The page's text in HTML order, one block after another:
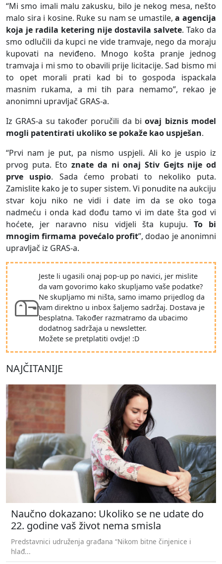
“Mi smo imali malu zakusku, bilo je nekog mesa, nešto
malo sira i kosine. Ruke su nam se umastile, a agencija
koja je radila ketering nije dostavila salvete. Tako da
smo odlučili da kupci ne vide tramvaje, nego da moraju
kupovati na neviđeno. Mnogo košta pranje jednog
tramvaja i mi smo to obavili prije licitacije. Sad bismo mi
to opet morali prati kad bi to gospoda ispackala
masnim rukama, a mi tih para nemamo”, rekao je
anonimni upravljač GRAS-a.
Iz GRAS-a su također poručili da biovaj biznis model
mogli patentirati ukoliko se pokaže kao uspješan.
“Prvi nam je put, pa nismo uspjeli. Ali ko je uspio iz
prvog puta. Eto znate da ni onaj Stiv Gejts nije od
prve uspio. Sada ćemo probati to nekoliko puta.
Zamislite kako je to super sistem. Vi ponudite na aukciju
stvar koju niko ne vidi i date im da se oko toga
nadmeću i onda kad dođu tamo vi im date šta god vi
hoćete, jer naravno nisu vidjeli šta kupuju. To bi
mnogim firmama povećalo profit”, dodao je anonimni
upravljač iz GRAS-a.
Jeste li ugasili onaj pop-up po navici, jer mislite
da vam govorimo kako skupljamo vaše podatke?
Ne skupljamo mi ništa, samo imamo prijedlog da
vam direktno u inbox šaljemo sadržaj. Dostava je
besplatna. Također razmatramo da ubacimo
dodatnog sadržaja u newsletter.
Možete se pretplatiti ovdje! :D
NAJČITANIJE
Naučno dokazano: Ukoliko se ne udate do
22. godine vaš život nema smisla
Predstavnici udruženja građana “Nikom bitne činjenice i
hlađ...